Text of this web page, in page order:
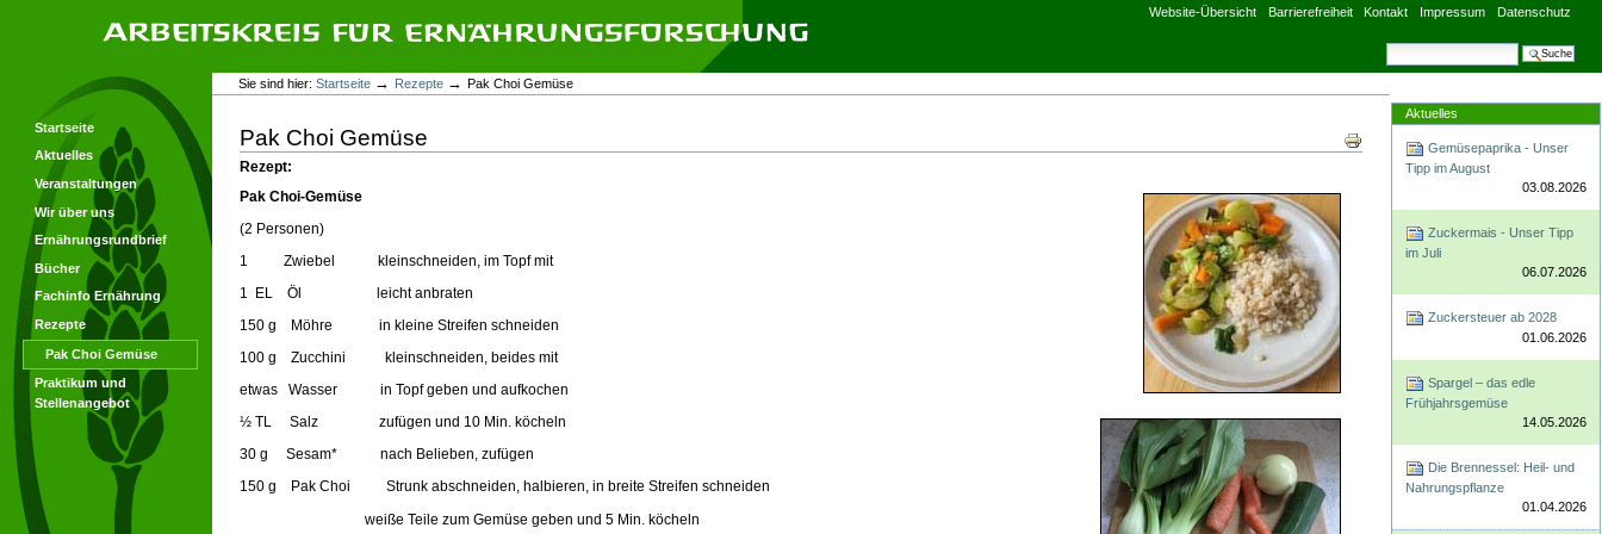
Website-Übersicht Barrierefreiheit Kontakt Impressum Datenschutz
Website durchsuchen
Erweiterte Suche
Benutzerspezifische
Werkzeuge
Startseite
Aktuelles
Veranstaltungen
Wir über uns
Ernährungsrundbrief
Bücher
Fachinfo Ernährung
Rezepte
Pak Choi Gemüse
Praktikum und
Stellenangebot
Sie sind hier: Startseite → Rezepte →Pak Choi Gemüse
Artikelaktionen
Pak Choi Gemüse
Rezept:
Pak Choi-Gemüse
(2 Personen)
1 Zwiebel kleinschneiden, im Topf mit
1 EL Öl leicht anbraten
150 g Möhre in kleine Streifen schneiden
100 g Zucchini kleinschneiden, beides mit
etwas Wasser in Topf geben und aufkochen
½ TL Salz zufügen und 10 Min. köcheln
30 g Sesam* nach Belieben, zufügen
150 g Pak Choi Strunk abschneiden, halbieren, in breite Streifen schneiden
weiße Teile zum Gemüse geben und 5 Min. köcheln
Aktuelles
Gemüsepaprika - Unser
Tipp im August
03.08.2026
Zuckermais - Unser Tipp
im Juli
06.07.2026
Zuckersteuer ab 2028
01.06.2026
Spargel – das edle
Frühjahrsgemüse
14.05.2026
Die Brennessel: Heil- und
Nahrungspflanze
01.04.2026